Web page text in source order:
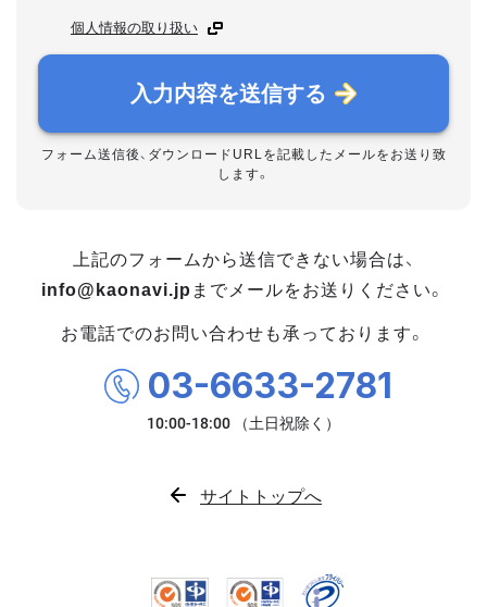
個人情報の取り扱い
入力内容を送信する
フォーム送信後、ダウンロードURLを記載したメールをお送り致
します。
上記のフォームから送信できない場合は、
info@kaonavi.jp までメールをお送りください。
お電話でのお問い合わせも承っております。
03-6633-2781
サイトトップへ